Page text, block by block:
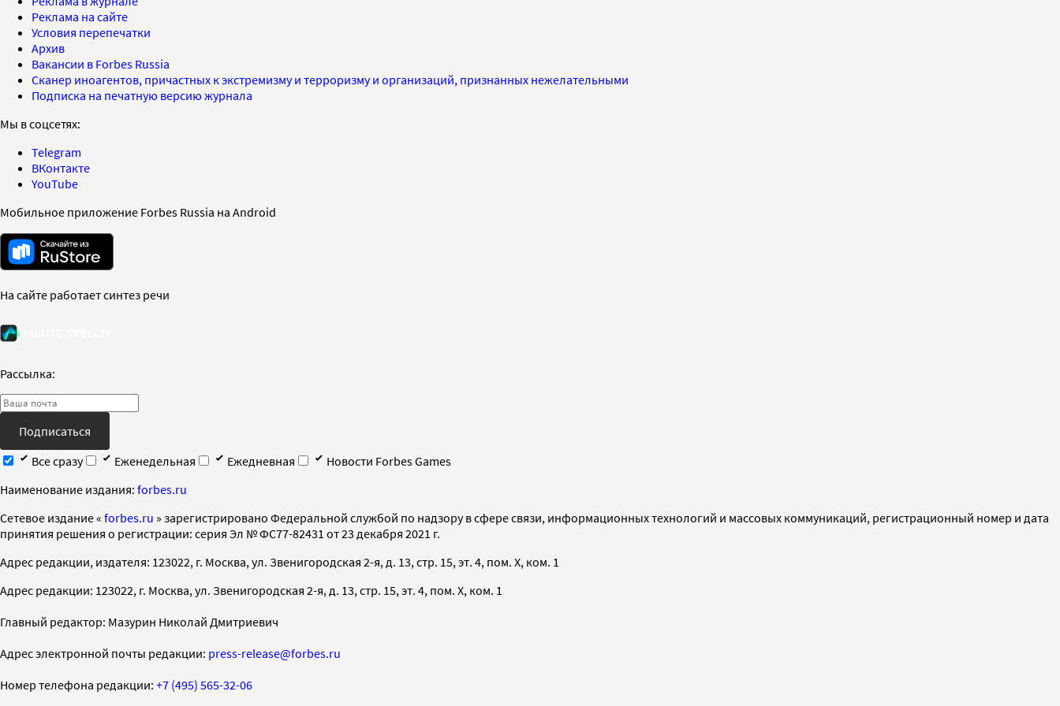
Реклама на сайте
Условия перепечатки
Архив
Вакансии в Forbes Russia
Сканер иноагентов, причастных к экстремизму и терроризму и организаций, признанных нежелательными
Подписка на печатную версию журнала
Мы в соцсетях:
Telegram
ВКонтакте
YouTube
Мобильное приложение Forbes Russia на Android
На сайте работает синтез речи
Рассылка:
Подписаться
Все сразу
Еженедельная Ежедневная
Новости Forbes Games
Наименование издания: forbes.ru
Cетевое издание « forbes.ru » зарегистрировано Федеральной службой по надзору в сфере связи, информационных технологий и массовых коммуникаций, регистрационный номер и дата
принятия решения о регистрации: серия Эл № ФС77-82431 от 23 декабря 2021 г.
Адрес редакции, издателя: 123022, г. Москва, ул. Звенигородская 2-я, д. 13, стр. 15, эт. 4, пом. X, ком. 1
Адрес редакции: 123022, г. Москва, ул. Звенигородская 2-я, д. 13, стр. 15, эт. 4, пом. X, ком. 1
Главный редактор: Мазурин Николай Дмитриевич
Адрес электронной почты редакции: press-release@forbes.ru
Номер телефона редакции: +7 (495) 565-32-06